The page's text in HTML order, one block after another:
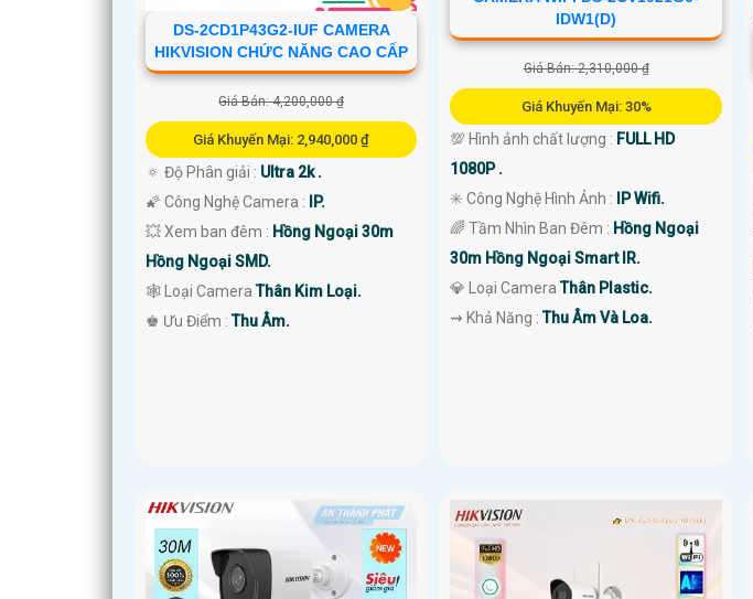
DS-2CD1P43G2-IUF CAMERA
HIKVISION CHỨC NĂNG CAO CẤP
Giá Bán: 4,200,000 ₫
Giá Khuyến Mại: 2,940,000 ₫
🔅 Độ Phân giải : Ultra 2k .
🌠 Công Nghệ Camera :
IP.
💥 Xem ban đêm : Hồng Ngoại 30m
Hồng Ngoại SMD.
🕸️ Loại CameraThân Kim Loại.
️♚ Ưu Điểm :Thu Âm.
IDW1(D)
Giá Bán: 2,310,000 ₫
Giá Khuyến Mại: 30%
💯 Hình ảnh chất lượng : FULL HD
1080P .
✳️ Công Nghệ Hình Ảnh :
IP Wifi.
🌈 Tầm Nhìn Ban Đêm : Hồng Ngoại
30m Hồng Ngoại Smart IR.
💎 Loại CameraThân Plastic.
️⇝ Khả Năng :Thu Âm Và Loa.